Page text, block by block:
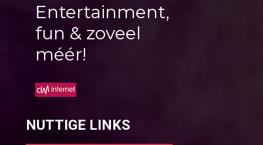
Entertainment,
fun & zoveel
méér!
NUTTIGE LINKS